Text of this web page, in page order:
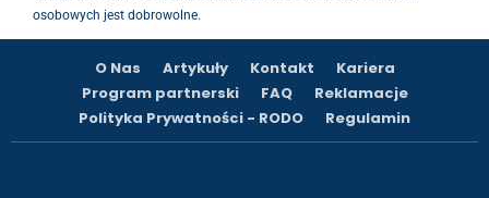
osobowych jest dobrowolne.
O Nas Artykuły Kontakt
Kariera
Program partnerski
FAQ
Reklamacje
Polityka Prywatności - RODO
Regulamin